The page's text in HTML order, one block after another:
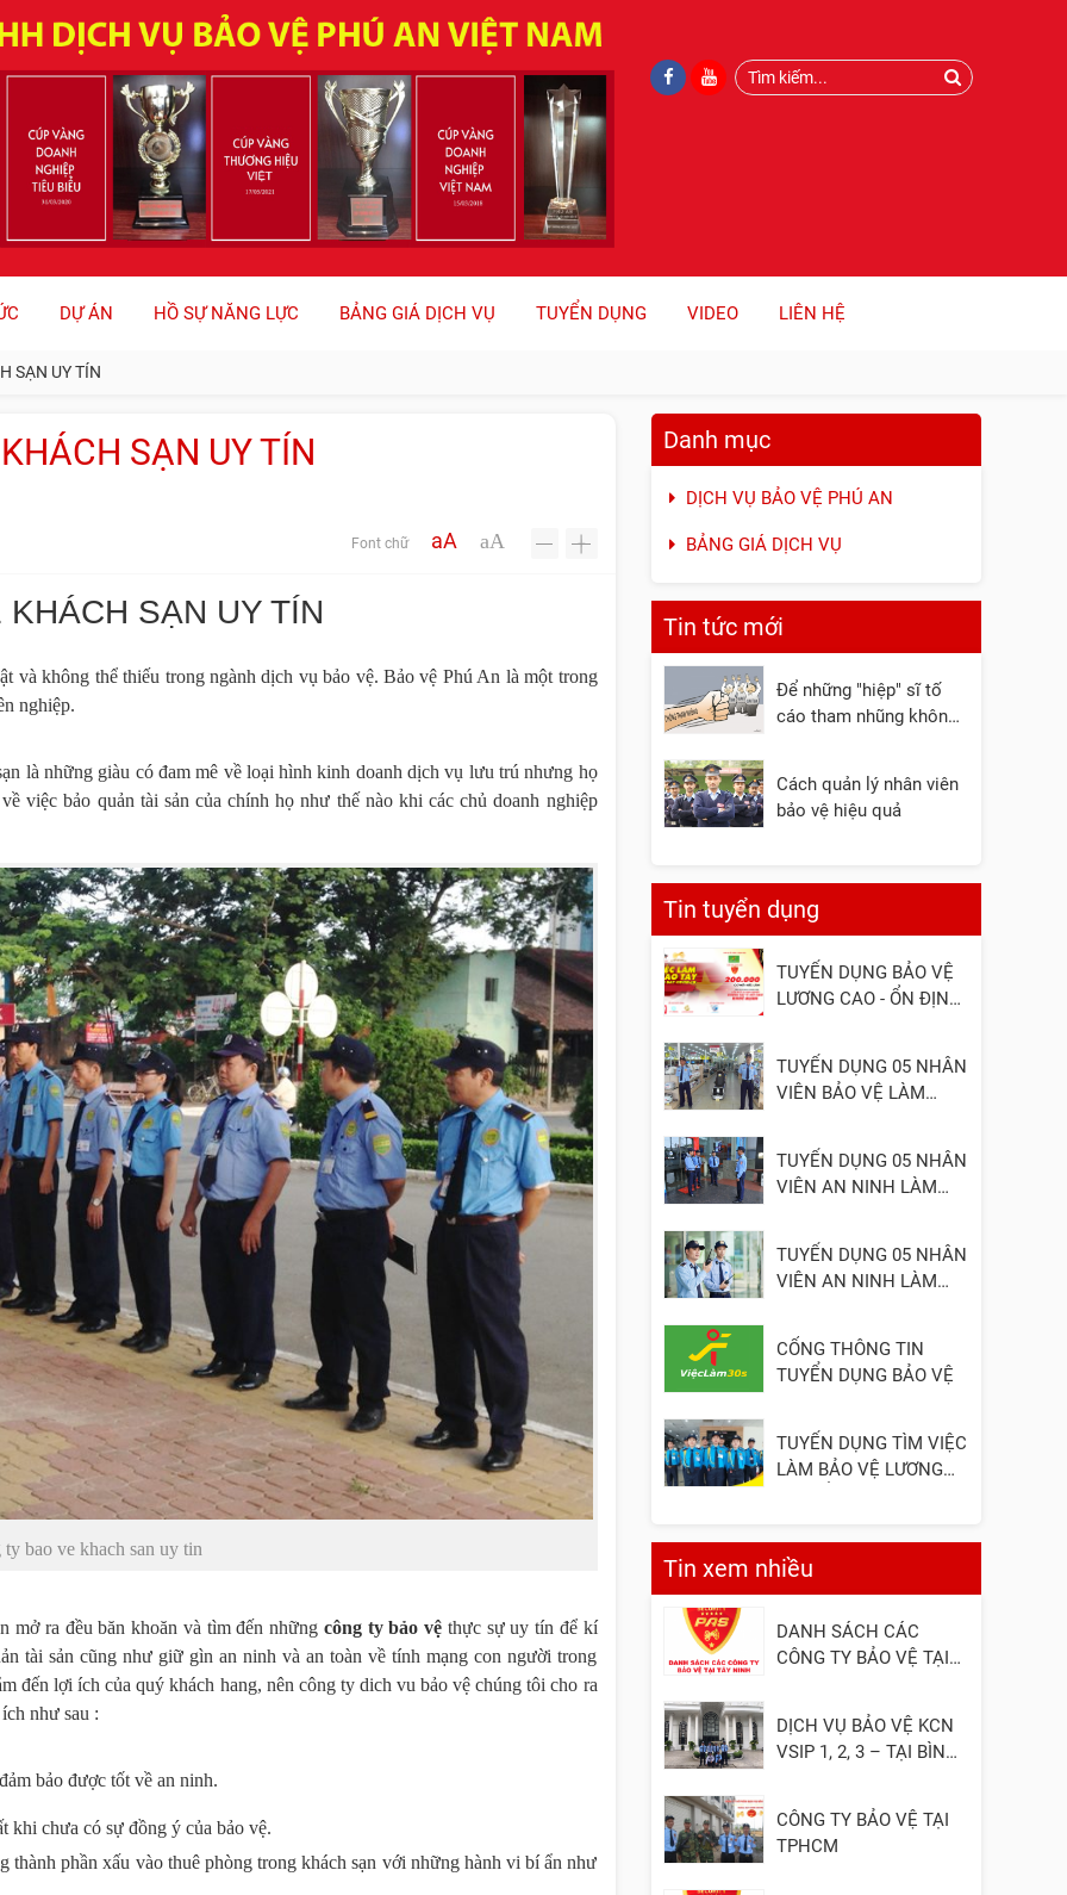
DỰ ÁN HỒ SỰ NĂNG LỰC BẢNG GIÁ DỊCH VỤ TUYỂN DỤNG VIDEO LIÊN HỆ
SẠN UY TÍN
SẠN UY TÍN
Font chữ aA aA - +
SẠN UY TÍN
và không thể thiếu trong ngành dịch vụ bảo vệ. Bảo vệ Phú An là một trong
nghiệp.
là những giàu có đam mê về loại hình kinh doanh dịch vụ lưu trú nhưng họ
việc bảo quản tài sản của chính họ như thế nào khi các chủ doanh nghiệp
ty bao ve khach san uy tin
ra đều băn khoăn và tìm đến những công ty bảo vệ thực sự uy tín để kí
tài sản cũng như giữ gìn an ninh và an toàn về tính mạng con người trong
đến lợi ích của quý khách hang, nên công ty dich vu bảo vệ chúng tôi cho ra
như sau :
bảo được tốt về an ninh.
khi chưa có sự đồng ý của bảo vệ.
phần xấu vào thuê phòng trong khách sạn với những hành vi bí ẩn như
Danh mục
DỊCH VỤ BẢO VỆ PHÚ AN
BẢNG GIÁ DỊCH VỤ
Tin tức mới
Để những "hiệp" sĩ tố
cáo tham nhũng không
Cách quản lý nhân viên
bảo vệ hiệu quả
Tin tuyển dụng
TUYỂN DỤNG BẢO VỆ
LƯƠNG CAO - ỔN ĐỊNH
TUYỂN DỤNG 05 NHÂN
VIÊN BẢO VỆ LÀM
TUYỂN DỤNG 05 NHÂN
VIÊN AN NINH LÀM
TUYỂN DỤNG 05 NHÂN
VIÊN AN NINH LÀM
CỔNG THÔNG TIN
TUYỂN DỤNG BẢO VỆ
TUYỂN DỤNG TÌM VIỆC
LÀM BẢO VỆ LƯƠNG
Tin xem nhiều
DANH SÁCH CÁC
CÔNG TY BẢO VỆ TẠI
DỊCH VỤ BẢO VỆ KCN
VSIP 1, 2, 3 – TẠI BÌNH
CÔNG TY BẢO VỆ TẠI
TPHCM